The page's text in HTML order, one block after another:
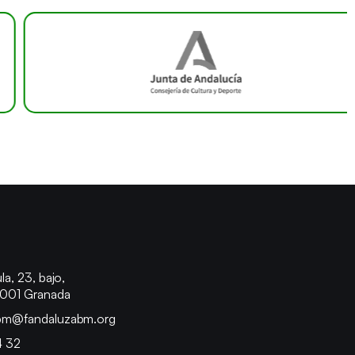
23, bajo,
Granada
32